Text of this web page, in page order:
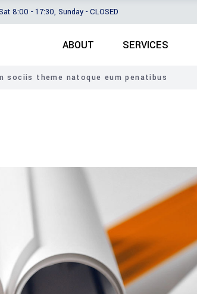
8:00 - 17:30, Sunday - CLOSED
ABOUT SERVICES
sociis theme natoque eum penatibus